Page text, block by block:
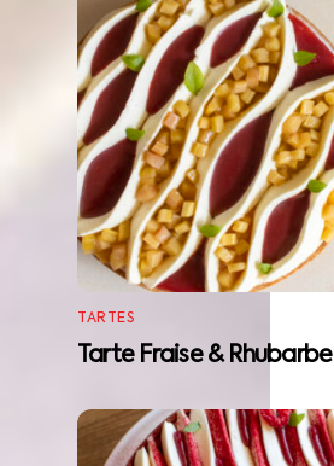
TARTES
Tarte Fraise & Rhubarbe